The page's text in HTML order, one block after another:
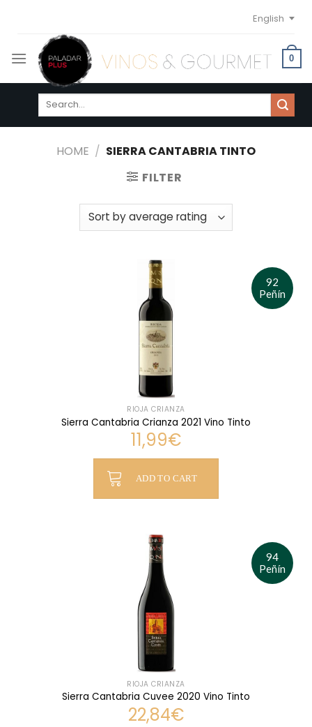
content
English
0
Search
HOME / SIERRA CANTABRIA TINTO
FILTER
92
Peñín
RIOJA CRIANZA
Sierra Cantabria Crianza 2021 Vino Tinto
11,99€
ADD TO CART
94
Peñín
RIOJA CRIANZA
Sierra Cantabria Cuvee 2020 Vino Tinto
22,84€